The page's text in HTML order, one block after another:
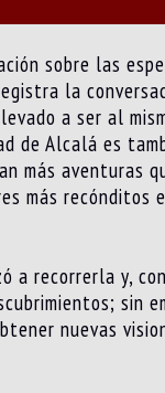
sobre las
la
a ser al
de Alcalá es
más aventuras
más recónditos
a recorrerla y,
sin
nuevas